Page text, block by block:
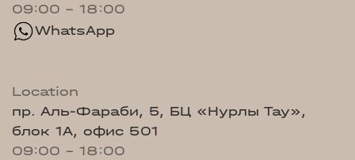
09:00 - 18:00
WhatsApp
Location
пр. Аль-Фараби, 5, БЦ «Нурлы Тау»,
блок 1А, офис 501
09:00 - 18:00